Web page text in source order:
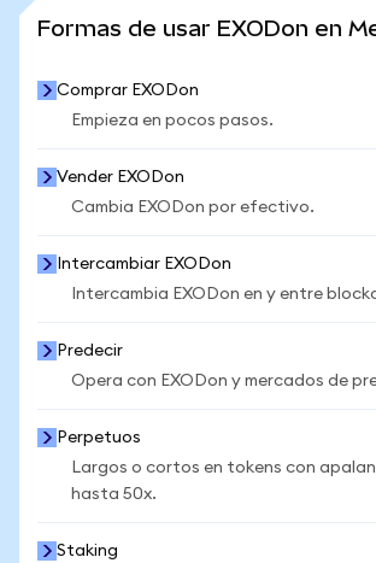
Formas de usar EXODon en
Comprar EXODon
Empieza en pocos pasos.
Vender EXODon
Cambia EXODon por efectivo.
Intercambiar EXODon
Intercambia EXODon en y entre
Predecir
Opera con EXODon y mercados de
Perpetuos
Largos o cortos en tokens con
hasta 50x.
Staking